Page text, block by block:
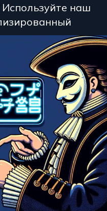
Используйте наш